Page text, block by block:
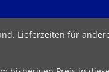
Lieferzeiten für